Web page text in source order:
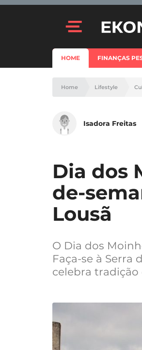
HOME FINANÇAS
Home Lifestyle
Isadora Freitas
Dia dos
de-
Lousã
O Dia dos
Faça-se à
celebra tradição